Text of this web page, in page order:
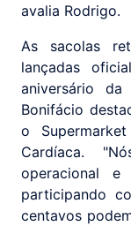
avalia Rodrigo.
As sacolas
lançadas
aniversário
Bonifácio
o
Cardíaca.
operacional
participando
centavos